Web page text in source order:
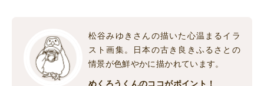
松谷みゆきさんの描いた心温まるイラ
スト画集。日本の古き良きふるさとの
情景が色鮮やかに描かれています。
めくろうくんのココがポイント！